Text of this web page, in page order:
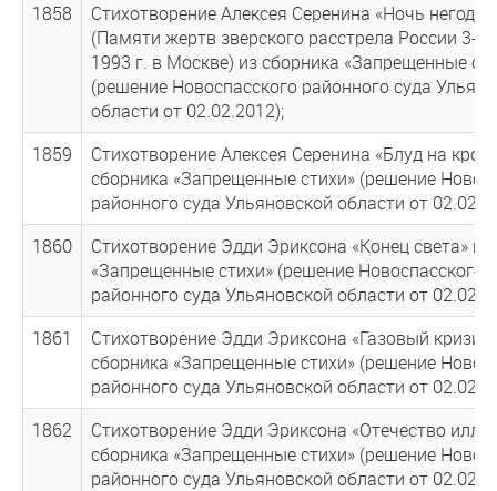
1858
Стихотворение Алексея Серенина «Ночь
(Памяти жертв зверского расстрела России 3-4
1993 г. в Москве) из сборника «Запрещенные
(решение Новоспасского районного суда
области от 02.02.2012);
1859
Стихотворение Алексея Серенина «Блуд на
сборника «Запрещенные стихи» (решение
районного суда Ульяновской области от
1860
Стихотворение Эдди Эриксона «Конец света»
«Запрещенные стихи» (решение Новоспасского
районного суда Ульяновской области от
1861
Стихотворение Эдди Эриксона «Газовый
сборника «Запрещенные стихи» (решение
районного суда Ульяновской области от
1862
Стихотворение Эдди Эриксона «Отечество
сборника «Запрещенные стихи» (решение
районного суда Ульяновской области от